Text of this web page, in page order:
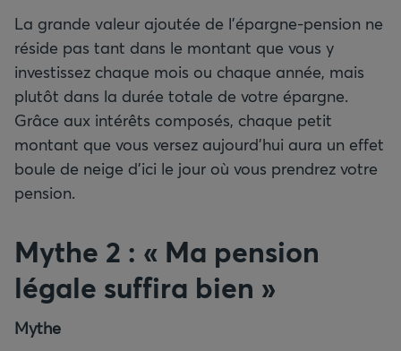
La grande valeur ajoutée de l’épargne-pension ne
réside pas tant dans le montant que vous y
investissez chaque mois ou chaque année, mais
plutôt dans la durée totale de votre épargne.
Grâce aux intérêts composés, chaque petit
montant que vous versez aujourd’hui aura un effet
boule de neige d’ici le jour où vous prendrez votre
pension.
Mythe 2 : « Ma pension
légale suffira bien »
Mythe